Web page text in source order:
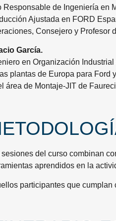
Responsable de Ingeniería en
Ajustada en FORD
Consejero y Profesor
García.
en Organización
plantas de Europa para Ford
área de Montaje-JIT de
sesiones del curso combinan
aprendidos en la
participantes que